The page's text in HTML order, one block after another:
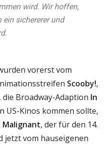
wird. Wir hoffen,
ein sichererer und
vorerst vom
Scooby!,
Broadway-Adaption In
US-Kinos kommen sollte,
Malignant, der für den 14.
jetzt vom hauseigenen